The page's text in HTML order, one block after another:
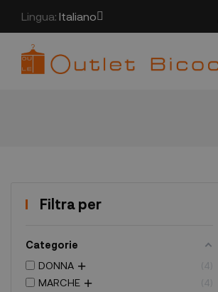
Lingua: Italiano
Filtra per
Categorie
DONNA
4
MARCHE
4